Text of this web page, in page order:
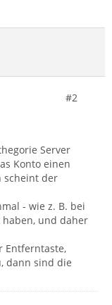
#2
Server
Konto einen
scheint der
- wie z. B. bei
und daher
Entferntaste,
dann sind die